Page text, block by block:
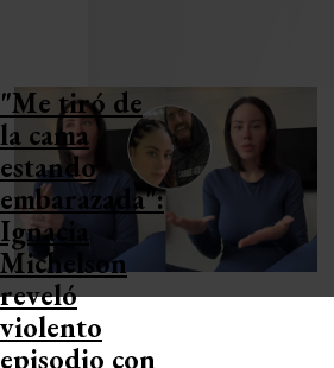
"Me tiró de
la cama
estando
embarazada":
Ignacia
Michelson
reveló
violento
episodio con